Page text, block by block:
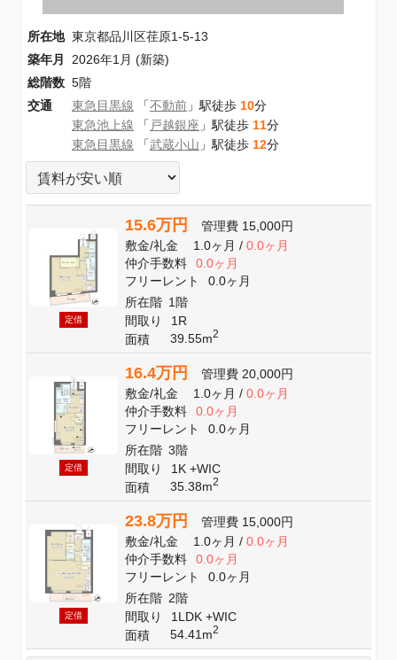
所在地 東京都品川区荏原1-5-13
築年月
2026年1月 (新築)
総階数 5階
交通
東急目黒線 「不動前 」駅徒歩 10分
東急池上線 「 戸越銀座 」駅徒歩 11分
東急目黒線 「武蔵小山 」駅徒歩 12分
定借
15.6万円 管理費 15,000円
敷金/礼金 1.0ヶ月/ 0.0ヶ月
仲介手数料
0.0ヶ月
フリーレント
0.0ヶ月
所在階 1階
間取り
1R
面積
39.55m2
定借
16.4万円 管理費 20,000円
敷金/礼金 1.0ヶ月/ 0.0ヶ月
仲介手数料
0.0ヶ月
フリーレント
0.0ヶ月
所在階 3階
間取り
1K +WIC
面積
35.38m2
定借
23.8万円 管理費 15,000円
敷金/礼金 1.0ヶ月/ 0.0ヶ月
仲介手数料
0.0ヶ月
フリーレント
0.0ヶ月
所在階 2階
間取り
1LDK +WIC
面積
54.41m2